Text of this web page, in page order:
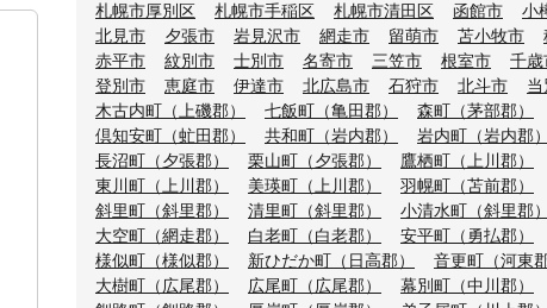
札幌市厚別区
札幌市手稲区 札幌市清田区 函館市 小
北見市
夕張市 岩見沢市 網走市 留萌市 苫小牧市
赤平市
紋別市 士別市 名寄市 三笠市 根室市 千歳
登別市
恵庭市 伊達市 北広島市 石狩市 北斗市 当
木古内町（上磯郡）
七飯町（亀田郡） 森町（茅部郡）
倶知安町（虻田郡）
共和町（岩内郡） 岩内町（岩内郡）
長沼町（夕張郡）
栗山町（夕張郡） 鷹栖町（上川郡）
東川町（上川郡）
美瑛町（上川郡） 羽幌町（苫前郡）
斜里町（斜里郡）
清里町（斜里郡） 小清水町（斜里郡）
大空町（網走郡）
白老町（白老郡） 安平町（勇払郡）
様似町（様似郡）
新ひだか町（日高郡） 音更町（河東郡
大樹町（広尾郡）
広尾町（広尾郡） 幕別町（中川郡）